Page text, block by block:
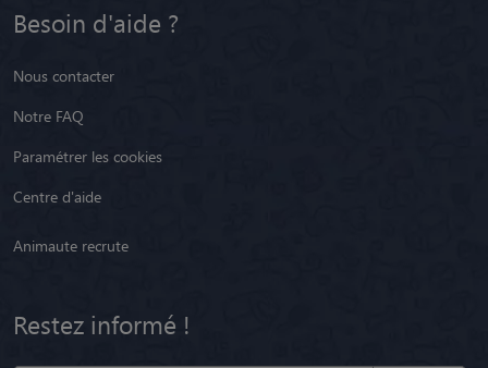
Besoin d'aide ?
Nous contacter
Notre FAQ
Paramétrer les cookies
Centre d'aide
Animaute recrute
Restez informé !